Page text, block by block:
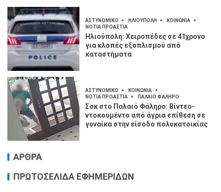
ΑΣΤΥΝΟΜΙΚΟ ΗΛΙΟΥΠΟΛΗ
ΚΟΙΝΩΝΙΑ
ΝΟΤΙΑ ΠΡΟΑΣΤΙΑ
Ηλιούπολη: Χειροπέδες σε 41χρονο
για κλοπές εξοπλισμού από
καταστήματα
ΑΣΤΥΝΟΜΙΚΟ
ΚΟΙΝΩΝΙΑ
ΝΟΤΙΑ ΠΡΟΑΣΤΙΑ
ΠΑΛΑΙΟ ΦΑΛΗΡΟ
Σοκ στο Παλαιό Φάληρο: Βίντεο-
ντοκουμέντο από άγρια επίθεση σε
γυναίκα στην είσοδο πολυκατοικίας
ΑΡΘΡΑ
ΠΡΩΤΟΣΕΛΙΔΑ ΕΦΗΜΕΡΙΔΩΝ